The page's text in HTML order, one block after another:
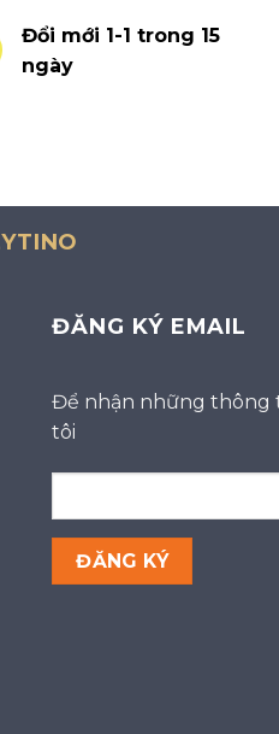
Đổi mới 1-1 trong 15
ngày
ĐĂNG KÝ EMAIL
Để nhận những thông
tôi